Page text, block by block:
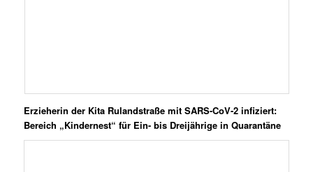
Erzieherin der Kita Rulandstraße mit SARS-CoV-2 infiziert:
Bereich „Kindernest“ für Ein- bis Dreijährige in Quarantäne